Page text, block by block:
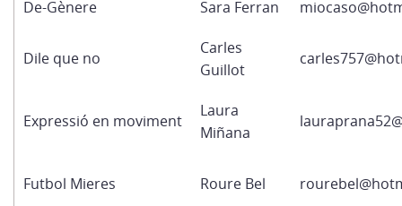
De-Gènere Sara Ferran
Dile que no
Carles
Guillot
Expressió en moviment
Laura
Miñana
Futbol Mieres Roure Bel